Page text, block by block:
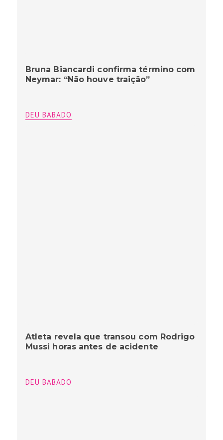
Bruna Biancardi confirma término com
Neymar: “Não houve traição”
DEU BABADO
Atleta revela que transou com Rodrigo
Mussi horas antes de acidente
DEU BABADO